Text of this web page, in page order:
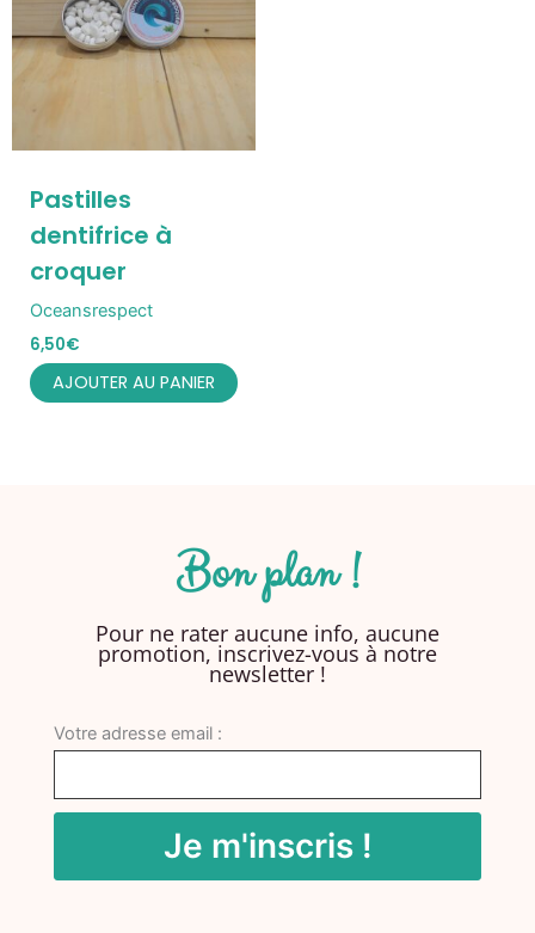
Pastilles
dentifrice à
croquer
Oceansrespect
6,50€
AJOUTER AU PANIER
Bon plan !
Pour ne rater aucune info, aucune
promotion, inscrivez-vous à notre
newsletter !
Votre adresse email :